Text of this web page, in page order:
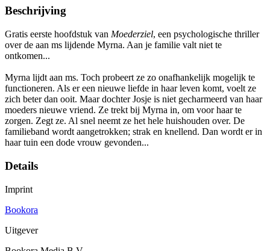
Beschrijving
Gratis eerste hoofdstuk van Moederziel, een psychologische thriller
over de aan ms lijdende Myrna. Aan je familie valt niet te
ontkomen...
Myrna lijdt aan ms. Toch probeert ze zo onafhankelijk mogelijk te
functioneren. Als er een nieuwe liefde in haar leven komt, voelt ze
zich beter dan ooit. Maar dochter Josje is niet gecharmeerd van haar
moeders nieuwe vriend. Ze trekt bij Myrna in, om voor haar te
zorgen. Zegt ze. Al snel neemt ze het hele huishouden over. De
familieband wordt aangetrokken; strak en knellend. Dan wordt er in
haar tuin een dode vrouw gevonden...
Details
Imprint
Bookora
Uitgever